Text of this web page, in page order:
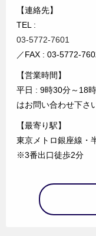
【連絡先】
TEL :
03-5772-7601
／FAX : 03-5772-
【営業時間】
平日 : 9時30分～18
はお問い合わせ下さ
【最寄り駅】
東京メトロ銀座線・
※3番出口徒歩2分